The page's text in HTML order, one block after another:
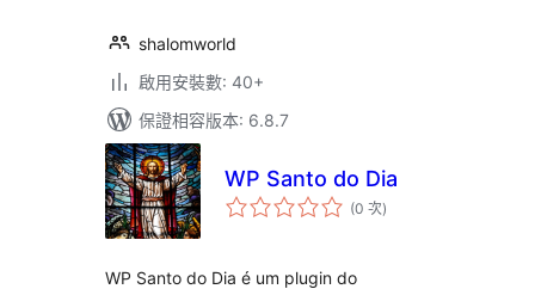
shalomworld
啟用安裝數: 40+
保證相容版本: 6.8.7
WP Santo do Dia
(0 次評
分)
WP Santo do Dia é um plugin do